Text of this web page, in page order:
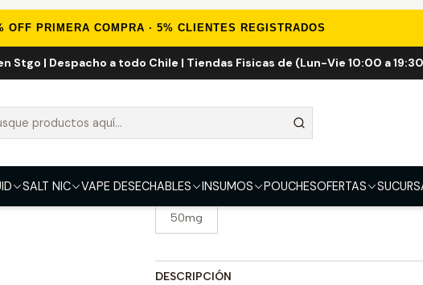
OFF PRIMERA COMPRA · 5% CLIENTES REGISTRADOS
Stgo | Despacho a todo Chile | Tiendas Fisicas de (Lun-Vie 10:00 a
SALT NIC VAPE DESECHABLES INSUMOS POUCHESOFERTAS
Fume Infinity 3.500
Strawberry Mango Grape ICE
50mg
DESCRIPCIÓN